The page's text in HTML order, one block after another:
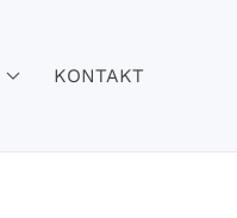
KONTAKT